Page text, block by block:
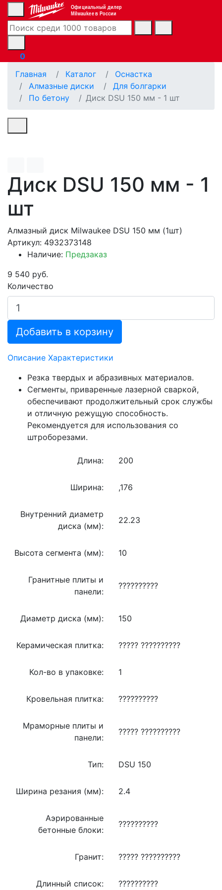
Официальный дилер
Milwaukee в России
0
Главная
Каталог
Оснастка
Алмазные диски
Для болгарки
По бетону
Диск DSU 150 мм - 1 шт
Диск DSU 150 мм - 1
шт
Алмазный диск Milwaukee DSU 150 мм (1шт)
Артикул: 4932373148
Наличие: Предзаказ
9 540 руб.
Количество
Добавить в корзину
Описание Характеристики
Резка твердых и абразивных материалов.
Сегменты, приваренные лазерной сваркой,
обеспечивают продолжительный срок службы
и отличную режущую способность.
Рекомендуется для использования со
штроборезами.
Длина: 200
Ширина: ,176
Внутренний диаметр
диска (мм):
22.23
Высота сегмента (мм): 10
Гранитные плиты и
панели:
??????????
Диаметр диска (мм): 150
Керамическая плитка: ????? ??????????
Кол-во в упаковке: 1
Кровельная плитка: ??????????
Мраморные плиты и
панели:
????? ??????????
Тип: DSU 150
Ширина резания (мм): 2.4
Аэрированные
бетонные блоки:
??????????
Гранит: ????? ??????????
Длинный список: ??????????